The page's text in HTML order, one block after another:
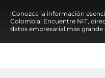
¡Conozca la información
Colombia! Encuentre NIT,
datos empresarial mas grande